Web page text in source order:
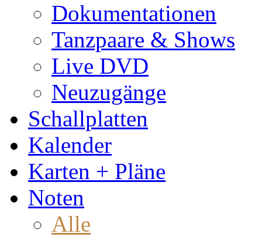
Dokumentationen
Tanzpaare & Shows
Live DVD
Neuzugänge
Schallplatten
Kalender
Karten + Pläne
Noten
Alle